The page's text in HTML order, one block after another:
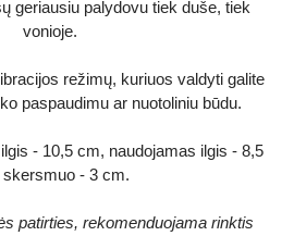
geriausiu palydovu tiek duše, tiek
vonioje.
režimų, kuriuos valdyti galite
paspaudimu ar nuotoliniu būdu.
ilgis - 10,5 cm, naudojamas ilgis - 8,5
- 3 cm.
patirties, rekomenduojama rinktis